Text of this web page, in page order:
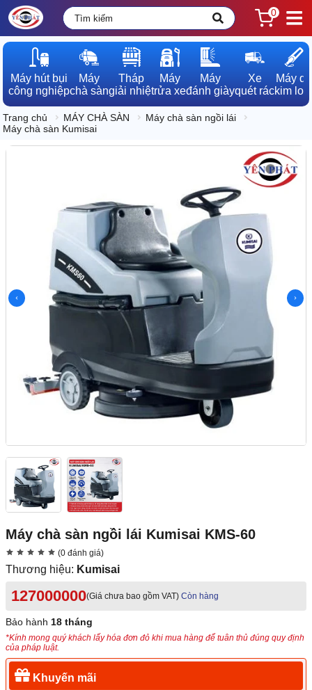
0
Máy hút bụi
công nghiệp
Máy
chà sàn
Tháp
giải nhiệt
Máy
rửa xe
Máy
đánh giày
Xe
quét rác
Máy dò
kim loại
Trang chủ MÁY CHÀ SÀN
Máy chà sàn ngồi lái
Máy chà sàn Kumisai
Máy chà sàn ngồi lái Kumisai KMS-60
(0 đánh giá)
Thương hiệu: Kumisai
127000000(Giá chưa bao gồm VAT) Còn hàng
Bảo hành 18 tháng
*Kính mong quý khách lấy hóa đơn đỏ khi mua hàng để tuân thủ đúng quy định
của pháp luật.
Khuyến mãi